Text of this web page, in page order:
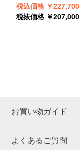
税込価格 ￥227,700
税抜価格 ￥207,000
お買い物ガイド
よくあるご質問